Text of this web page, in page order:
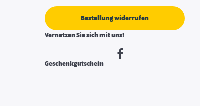
Bestellung widerrufen
Vernetzen Sie sich mit uns!
Geschenkgutschein